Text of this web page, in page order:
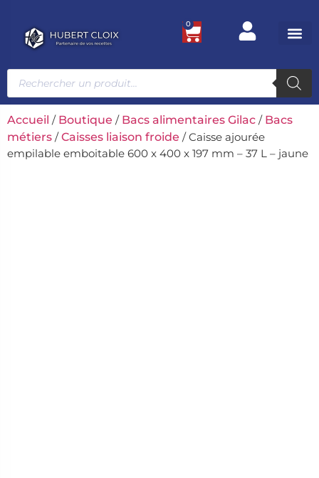
0
Accueil / Boutique / Bacs alimentaires Gilac / Bacs
métiers /Caisses liaison froide / Caisse ajourée
empilable emboitable 600 x 400 x 197 mm – 37 L – jaune